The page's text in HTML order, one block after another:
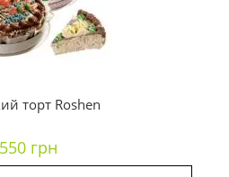
торт Roshen
550 грн